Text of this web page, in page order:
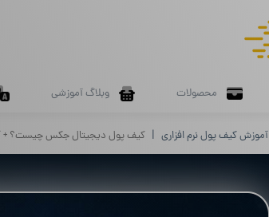
محصولات وبلاگ آموزشی
آموزش کیف پول نرم افزاری کیف پول دیجیتال جکس چیست؟ +